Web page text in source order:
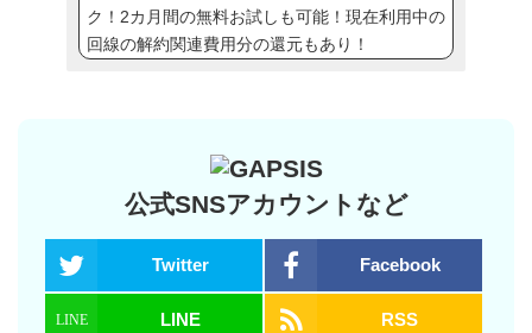
ク！2カ月間の無料お試しも可能！現在利用中の
回線の解約関連費用分の還元もあり！
公式SNSアカウントなど
Twitter Facebook
LINE RSS